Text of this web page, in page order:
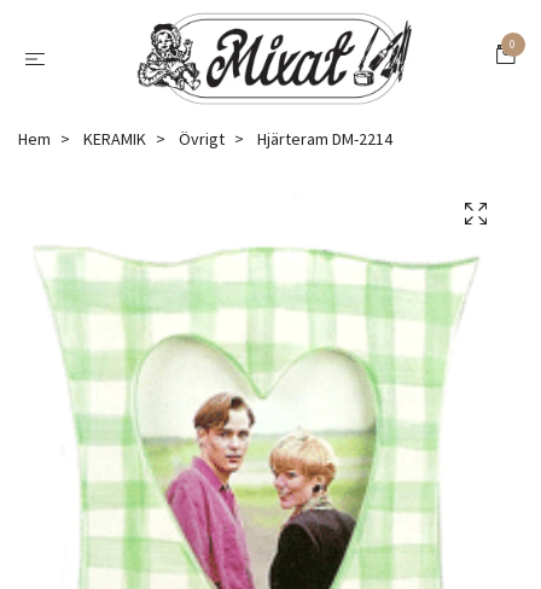
0
Hem KERAMIK Övrigt Hjärteram DM-2214